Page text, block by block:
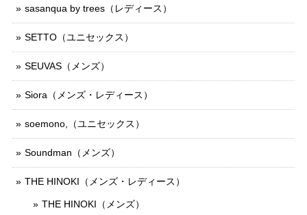
sasanqua by trees（レディース）
SETTO（ユニセックス）
SEUVAS（メンズ）
Siora（メンズ・レディース）
soemono,（ユニセックス）
Soundman（メンズ）
THE HINOKI（メンズ・レディース）
THE HINOKI（メンズ）